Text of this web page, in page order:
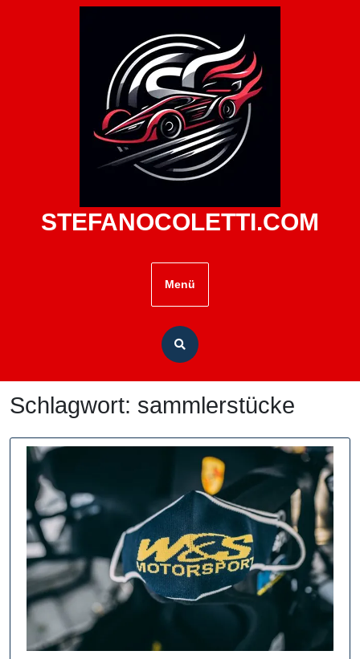
STEFANOCOLETTI.COM
Menü
Schlagwort: sammlerstücke